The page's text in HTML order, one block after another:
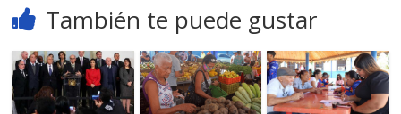
También te puede gustar